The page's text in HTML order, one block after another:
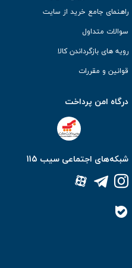
راهنمای جامع خرید از سایت
سوالات متداول
رویه های بازگرداندن کالا
قوانین و مقررات
درگاه امن پرداخت
شبکه‌های اجتماعی سیب 115